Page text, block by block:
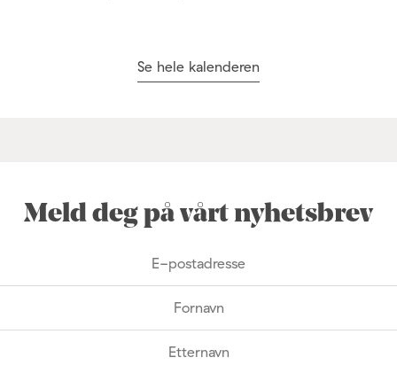
Se hele kalenderen
Meld deg på vårt nyhetsbrev